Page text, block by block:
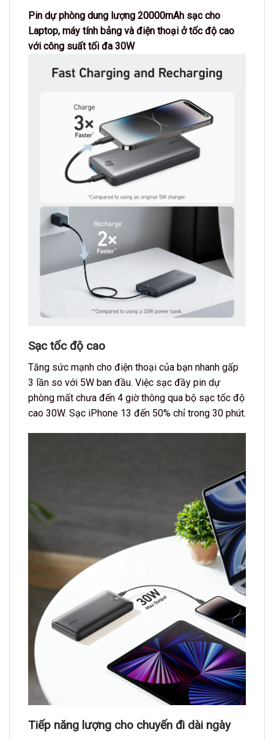
Pin dự phòng dung lượng 20000mAh sạc cho
Laptop, máy tính bảng và điện thoại ở tốc độ cao
với công suất tối đa 30W
Sạc tốc độ cao
Tăng sức mạnh cho điện thoại của bạn nhanh gấp
3 lần so với 5W ban đầu. Việc sạc đầy pin dự
phòng mất chưa đến 4 giờ thông qua bộ sạc tốc độ
cao 30W. Sạc iPhone 13 đến 50% chỉ trong 30 phút.
Tiếp năng lượng cho chuyến đi dài ngày